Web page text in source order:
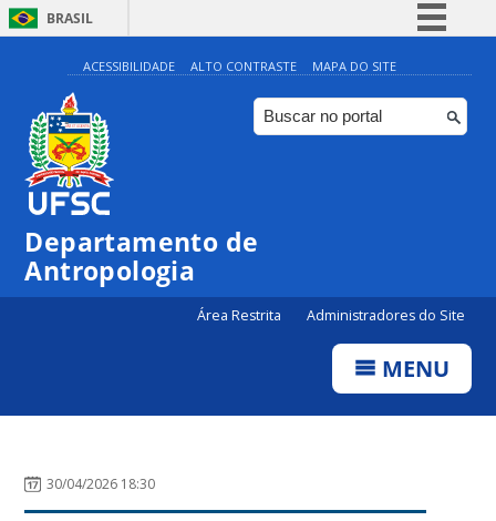
BRASIL
Simplifique!
Comunica BR
Participe
ACESSIBILIDADE ALTO CONTRASTE MAPA DO SITE
Departamento de
Antropologia
Área Restrita Administradores do Site
MENU
30/04/2026 18:30